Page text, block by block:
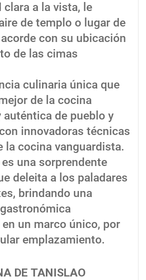
clara a la vista, le
de templo o lugar de
con su ubicación
de las cimas
culinaria única que
de la cocina
de pueblo y
innovadoras técnicas
la cocina vanguardista.
una sorprendente
deleita a los paladares
brindando una
un marco único, por
emplazamiento.
DE TANISLAO